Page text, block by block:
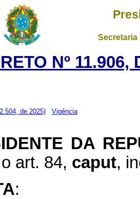
Nº
de 2025) Vigência
DA
art. 84, caput,
: